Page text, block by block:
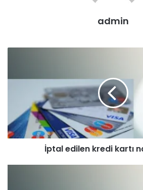
admin
İptal edilen kredi kartı